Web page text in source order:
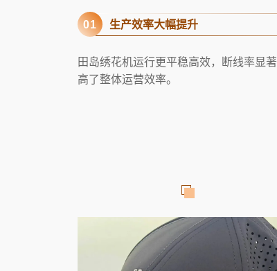
01 生产效率大幅提升
田岛绣花机运行更平稳高效，断线率显
高了整体运营效率。